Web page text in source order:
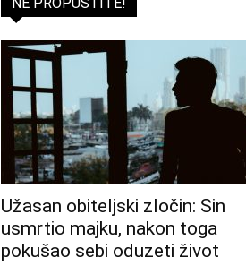
Užasan obiteljski zločin: Sin
usmrtio majku, nakon toga
pokušao sebi oduzeti život